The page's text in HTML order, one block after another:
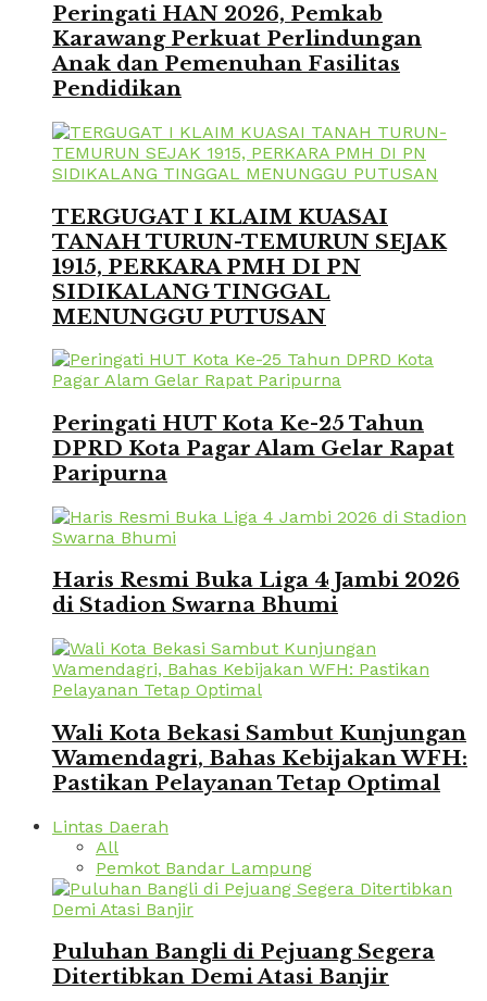
Peringati HAN 2026, Pemkab
Karawang Perkuat Perlindungan
Anak dan Pemenuhan Fasilitas
Pendidikan
TERGUGAT I KLAIM KUASAI
TANAH TURUN-TEMURUN SEJAK
1915, PERKARA PMH DI PN
SIDIKALANG TINGGAL
MENUNGGU PUTUSAN
Peringati HUT Kota Ke-25 Tahun
DPRD Kota Pagar Alam Gelar Rapat
Paripurna
Haris Resmi Buka Liga 4 Jambi 2026
di Stadion Swarna Bhumi
Wali Kota Bekasi Sambut Kunjungan
Wamendagri, Bahas Kebijakan WFH:
Pastikan Pelayanan Tetap Optimal
Lintas Daerah
All
Pemkot Bandar Lampung
Puluhan Bangli di Pejuang Segera
Ditertibkan Demi Atasi Banjir